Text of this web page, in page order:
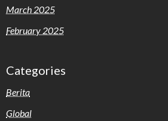
March 2025
February 2025
Categories
Berita
Global